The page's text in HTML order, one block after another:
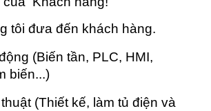
tôi đưa đến khách hàng.
(Biến tần, PLC, HMI,
biến...)
(Thiết kế, làm tủ điện và